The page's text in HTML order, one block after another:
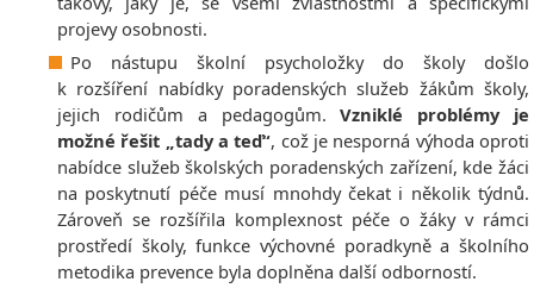
projevy osobnosti.
Po nástupu školní psycholožky do školy došlo
k rozšíření nabídky poradenských služeb žákům školy,
jejich rodičům a pedagogům.Vzniklé problémy je
možné řešit „tady a teď“, což je nesporná výhoda oproti
nabídce služeb školských poradenských zařízení, kde žáci
na poskytnutí péče musí mnohdy čekat i několik týdnů.
Zároveň se rozšířila komplexnost péče o žáky v rámci
prostředí školy, funkce výchovné poradkyně a školního
metodika prevence byla doplněna další odborností.